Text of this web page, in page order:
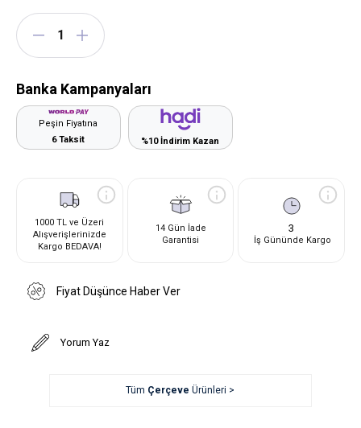
Banka Kampanyaları
Peşin Fiyatına
6 Taksit
%10 İndirim Kazan
1000 TL ve Üzeri
Alışverişlerinizde
Kargo BEDAVA!
14 Gün İade
Garantisi
3
İş Gününde Kargo
Fiyat Düşünce Haber Ver
Yorum Yaz
Tüm Çerçeve Ürünleri >